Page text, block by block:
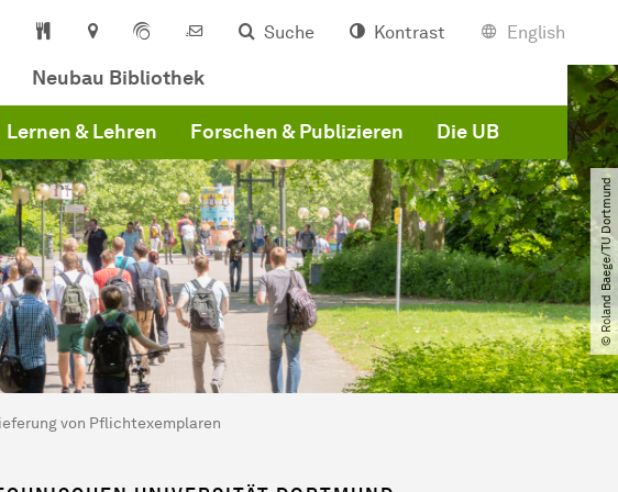
Suche Kontrast English
Neubau Bibliothek
Lernen & Lehren Forschen & Publizieren Die UB
© Roland Baege​/​TU Dortmund